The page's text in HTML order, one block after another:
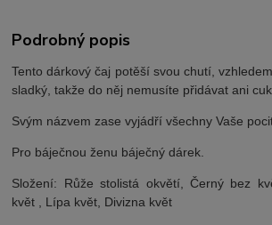
Podrobný popis
Tento dárkový čaj potěší svou chutí,
sladký, takže do něj nemusíte přidávat ani
Svým názvem zase vyjádří všechny Vaše
Pro báječnou ženu báječný dárek.
Složení: Růže stolistá okvětí, Černý bez
květ , Lípa květ, Divizna květ